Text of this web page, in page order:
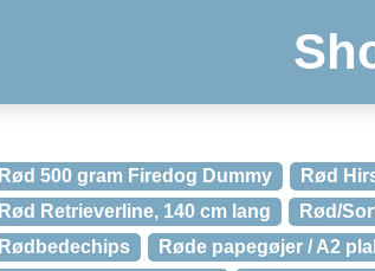
Rød 500 gram Firedog Dummy Rød
Rød Retrieverline, 140 cm lang
Rød/
Rødbedechips
Røde papegøjer / A2